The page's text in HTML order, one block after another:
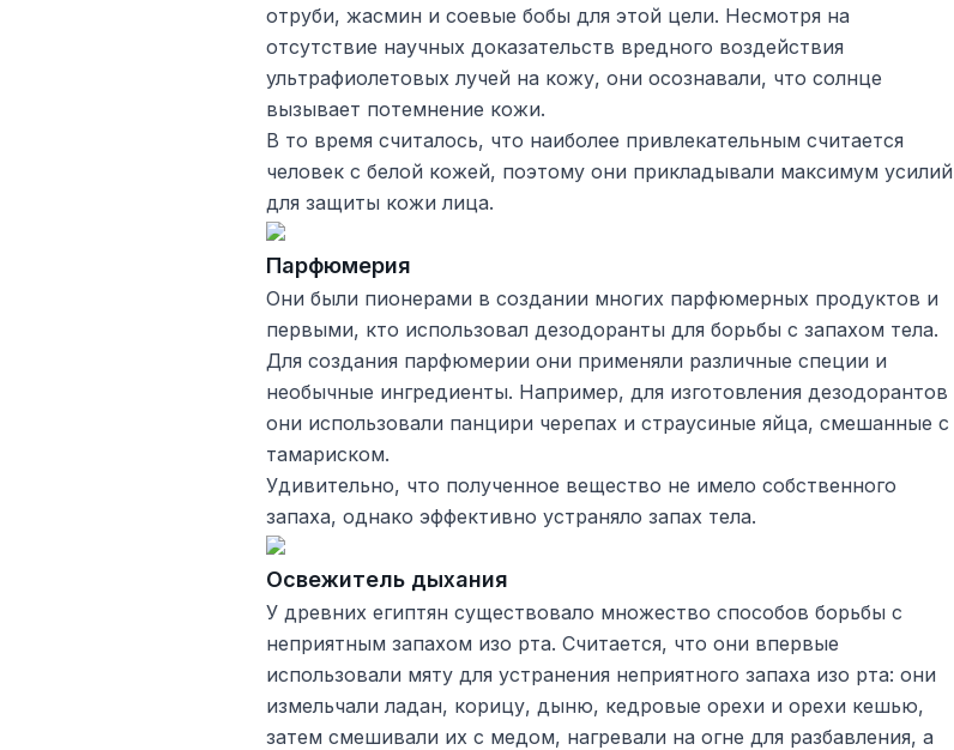
отруби, жасмин и соевые бобы для этой цели. Несмотря на
отсутствие научных доказательств вредного воздействия
ультрафиолетовых лучей на кожу, они осознавали, что солнце
вызывает потемнение кожи.
В то время считалось, что наиболее привлекательным считается
человек с белой кожей, поэтому они прикладывали максимум усилий
для защиты кожи лица.
Парфюмерия
Они были пионерами в создании многих парфюмерных продуктов и
первыми, кто использовал дезодоранты для борьбы с запахом тела.
Для создания парфюмерии они применяли различные специи и
необычные ингредиенты. Например, для изготовления дезодорантов
они использовали панцири черепах и страусиные яйца, смешанные с
тамариском.
Удивительно, что полученное вещество не имело собственного
запаха, однако эффективно устраняло запах тела.
Освежитель дыхания
У древних египтян существовало множество способов борьбы с
неприятным запахом изо рта. Считается, что они впервые
использовали мяту для устранения неприятного запаха изо рта: они
измельчали ​​ладан, корицу, дыню, кедровые орехи и орехи кешью,
затем смешивали их с медом, нагревали на огне для разбавления, а